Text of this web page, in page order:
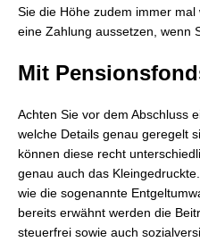
Sie die Höhe zudem immer
eine Zahlung aussetzen, wenn
Mit
Achten Sie vor dem Abschluss
welche Details genau geregelt
können diese recht
genau auch das
wie die sogenannte
bereits erwähnt werden die
steuerfrei sowie auch